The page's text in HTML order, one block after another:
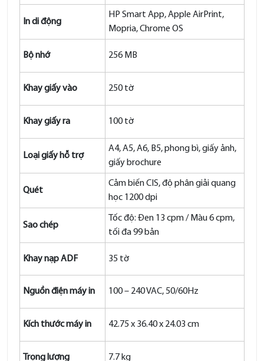
In di động
HP Smart App, Apple AirPrint,
Mopria, Chrome OS
Bộ nhớ 256 MB
Khay giấy vào 250 tờ
Khay giấy ra 100 tờ
Loại giấy hỗ trợ
A4, A5, A6, B5, phong bì, giấy ảnh,
giấy brochure
Quét
Cảm biến CIS, độ phân giải quang
học 1200 dpi
Sao chép
Tốc độ: Đen 13 cpm / Màu 6 cpm,
tối đa 99 bản
Khay nạp ADF 35 tờ
Nguồn điện máy in 100 – 240 VAC, 50/60Hz
Kích thước máy in 42.75 x 36.40 x 24.03 cm
Trọng lượng 7.7 kg